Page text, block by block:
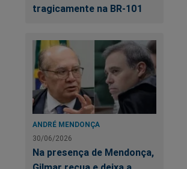
tragicamente na BR-101
ANDRÉ MENDONÇA
30/06/2026
Na presença de Mendonça,